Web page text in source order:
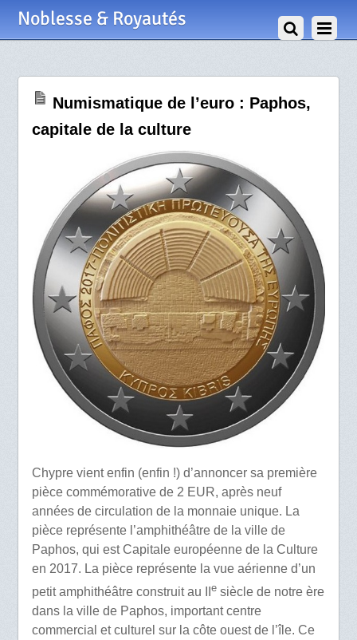
Noblesse & Royautés
Numismatique de l’euro : Paphos,
capitale de la culture
Chypre vient enfin (enfin !) d’annoncer sa première
pièce commémorative de 2 EUR, après neuf
années de circulation de la monnaie unique. La
pièce représente l’amphithéâtre de la ville de
Paphos, qui est Capitale européenne de la Culture
en 2017. La pièce représente la vue aérienne d’un
petit amphithéâtre construit au II esiècle de notre ère
dans la ville de Paphos, important centre
commercial et culturel sur la côte ouest de l’île. Ce